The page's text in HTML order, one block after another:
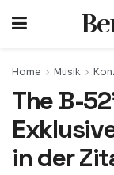
Home Musik
The B-
in der